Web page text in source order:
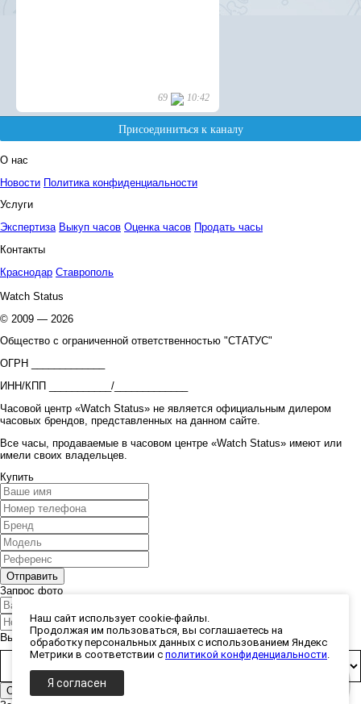
О нас
Новости Политика конфиденциальности
Услуги
Экспертиза Выкуп часов Оценка часов Продать часы
Контакты
Краснодар Ставрополь
Watch Status
© 2009 — 2026
Общество с ограниченной ответственностью "СТАТУС"
ОГРН _____________
ИНН/КПП ___________/_____________
Часовой центр «Watch Status» не является официальным дилером
часовых брендов, представленных на данном сайте.
Все часы, продаваемые в часовом центре «Watch Status» имеют или
имели своих владельцев.
Купить
Запрос фото
Выберите способ получения фото:
Наш сайт использует cookie-файлы.
Продолжая им пользоваться, вы соглашаетесь на
обработку персональных данных с использованием Яндекс
Метрики в соответствии с политикой конфиденциальности.
Я согласен